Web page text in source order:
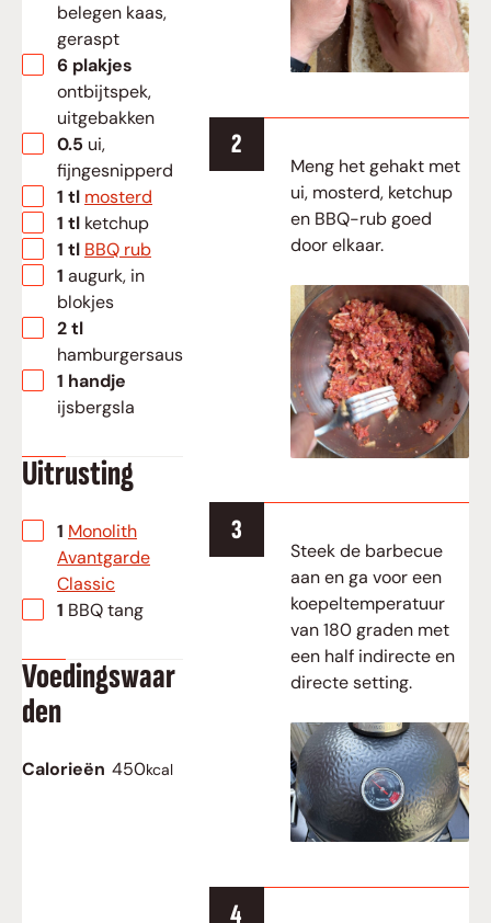
belegen kaas,
geraspt
▢
6 plakjes
ontbijtspek,
uitgebakken
▢
0.5 ui,
fijngesnipperd
▢
1 tl mosterd
▢
1 tl ketchup
▢
1 tl BBQ rub
▢
1 augurk, in
blokjes
▢
2tl
hamburgersaus
▢
1 handje
ijsbergsla
Uitrusting
▢ Monolith
Avantgarde
Classic
▢ 1 BBQ tang
Voedingswaar
den
Calorieën 450kcal
Meng het gehakt met
ui, mosterd, ketchup
en BBQ-rub goed
door elkaar.
Steek de barbecue
aan en ga voor een
koepeltemperatuur
van 180 graden met
een half indirecte en
directe setting.